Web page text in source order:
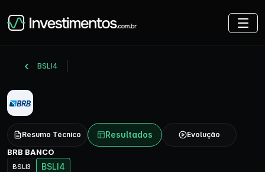
BSLI4
Resumo Técnico Resultados Evolução
BRB BANCO
BSLI3 BSLI4